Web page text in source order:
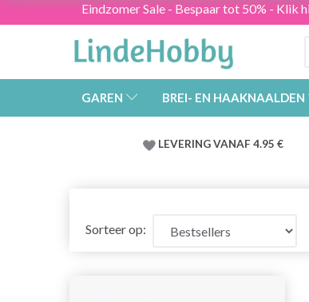
Eindzomer Sale - Bespaar tot 50% - Klik
GAREN BREI- EN HAAKNAALDEN
LEVERING VANAF 4.95 €
Sorteer op: